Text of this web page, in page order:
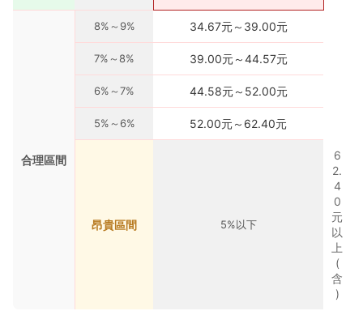
合理區間
8%～9% 34.67元～39.00元
7%～8% 39.00元～44.57元
6%～7% 44.58元～52.00元
5%～6% 52.00元～62.40元
昂貴區間 5%以下
6
2.
4
0
元
以
上
(
含
)